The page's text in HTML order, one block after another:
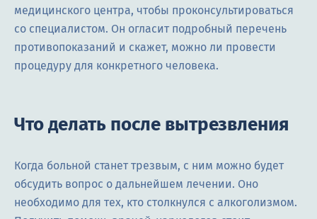
медицинского центра, чтобы проконсультироваться
со специалистом. Он огласит подробный перечень
противопоказаний и скажет, можно ли провести
процедуру для конкретного человека.
Что делать после вытрезвления
Когда больной станет трезвым, с ним можно будет
обсудить вопрос о дальнейшем лечении. Оно
необходимо для тех, кто столкнулся с алкоголизмом.